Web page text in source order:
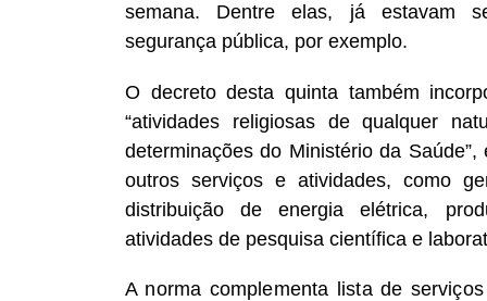
semana. Dentre elas, já estavam
segurança pública, por exemplo.
O decreto desta quinta também
“atividades religiosas de qualquer
determinações do Ministério da Saúde”,
outros serviços e atividades, como
distribuição de energia elétrica,
atividades de pesquisa científica e
A norma complementa lista de